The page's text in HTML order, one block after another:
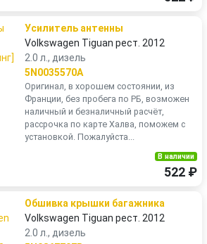
Усилитель антенны
Volkswagen Tiguan рест. 2012
2.0 л., дизель
5N0035570A
Оригинал, в хорошем состоянии, из
Франции, без пробега по РБ, возможен
наличный и безналичный расчёт,
рассрочка по карте Халва, поможем с
установкой. Пожалуйста...
В наличии
522 ₽
Обшивка крышки багажника
Volkswagen Tiguan рест. 2012
2.0 л., дизель